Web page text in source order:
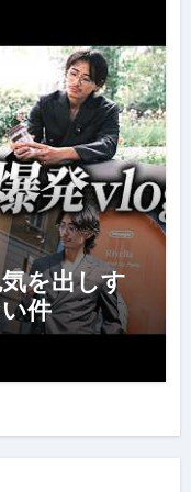
を出しす
件